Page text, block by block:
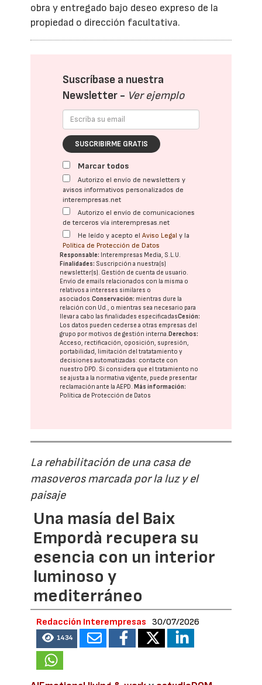
obra y entregado bajo deseo expreso de la
propiedad o dirección facultativa.
Suscríbase a nuestra
Newsletter - Ver ejemplo
SUSCRIBIRME GRATIS
Marcar todos
Autorizo el envío de newsletters y
avisos informativos personalizados de
interempresas.net
Autorizo el envío de comunicaciones
de terceros vía interempresas.net
He leído y acepto elAviso Legal y la
Política de Protección de Datos
Responsable: Interempresas Media, S.L.U.
Finalidades: Suscripción a nuestra(s)
newsletter(s). Gestión de cuenta de usuario.
Envío de emails relacionados con la misma o
relativos a intereses similares o
asociados.Conservación: mientras dure la
relación con Ud., o mientras sea necesario para
llevar a cabo las finalidades especificadasCesión:
Los datos pueden cederse a otras empresas del
grupo por motivos de gestión interna.Derechos:
Acceso, rectificación, oposición, supresión,
portabilidad, limitación del tratatamiento y
decisiones automatizadas: contacte con
nuestro DPD. Si considera que el tratamiento no
se ajusta a la normativa vigente, puede presentar
reclamación ante laAEPD.Más información:
Política de Protección de Datos
La rehabilitación de una casa de
masoveros marcada por la luz y el
paisaje
Una masía del Baix
Empordà recupera su
esencia con un interior
luminoso y
mediterráneo
Redacción Interempresas 30/07/2026
1434